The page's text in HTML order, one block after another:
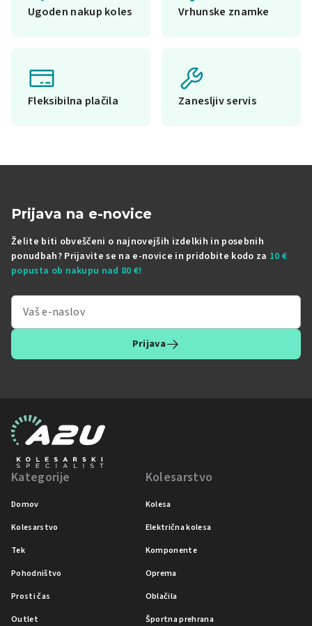
Ugoden nakup koles Vrhunske znamke
Fleksibilna plačila Zanesljiv servis
Prijava na e-novice
Želite biti obveščeni o najnovejših izdelkih in posebnih
ponudbah? Prijavite se na e-novice in pridobite kodo za 10 €
popusta ob nakupu nad 80 €!
Prijava
Kategorije
Domov
Kolesarstvo
Tek
Pohodništvo
Prosti čas
Outlet
Kolesarstvo
Kolesa
Električna kolesa
Komponente
Oprema
Oblačila
Športna prehrana